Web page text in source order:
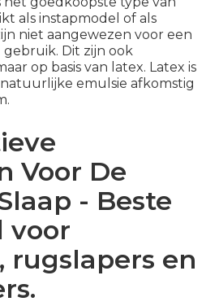
als instapmodel of als
niet aangewezen voor een
Dit zijn ook
op basis van latex. Latex is
emulsie afkomstig
Voor De
- Beste
voor
rugslapers en